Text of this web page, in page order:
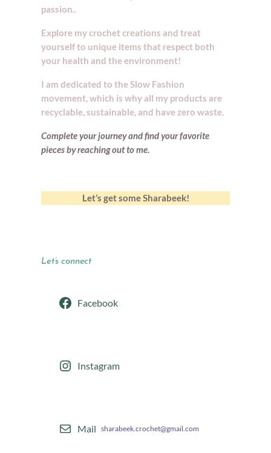
passion.
Explore my crochet creations and treat
yourself to unique items that respect both
your health and the environment!
I am dedicated to the Slow Fashion
movement, which is why all my products are
recyclable, sustainable, and have zero waste.
Complete your journey and find yourfavorite
pieces by reaching out to me.
Let’s get some Sharabeek!
Let’s connect
Facebook
Instagram
Mail sharabeek.crochet@gmail.com